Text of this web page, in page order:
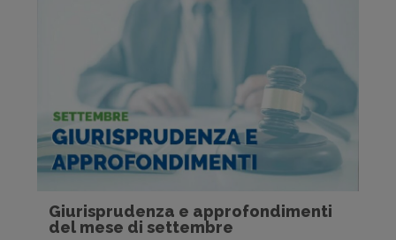
Giurisprudenza e approfondimenti
del mese di settembre